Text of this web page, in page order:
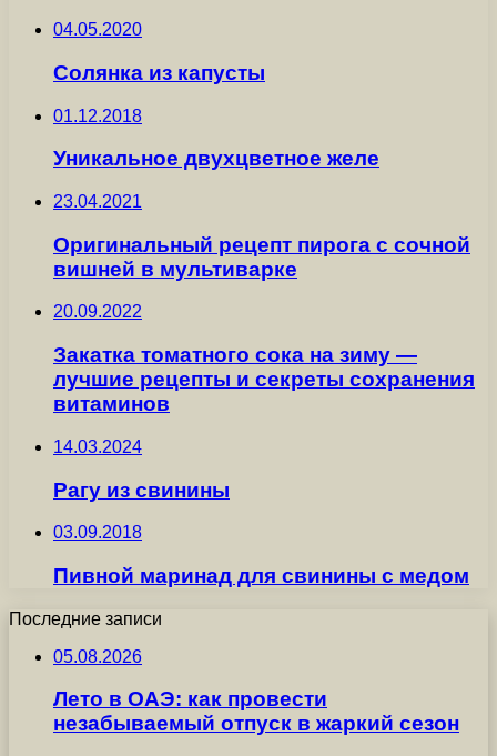
04.05.2020
Солянка из капусты
01.12.2018
Уникальное двухцветное желе
23.04.2021
Оригинальный рецепт пирога с сочной
вишней в мультиварке
20.09.2022
Закатка томатного сока на зиму —
лучшие рецепты и секреты сохранения
витаминов
14.03.2024
Рагу из свинины
03.09.2018
Пивной маринад для свинины с медом
Последние записи
05.08.2026
Лето в ОАЭ: как провести
незабываемый отпуск в жаркий сезон